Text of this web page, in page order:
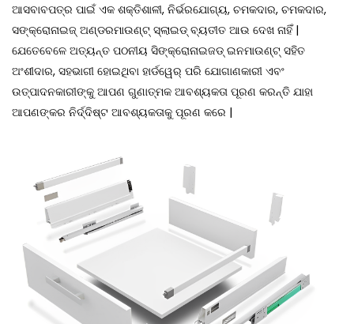
ଆସବାବପତ୍ର ପାଇଁ ଏକ ଶକ୍ତିଶାଳୀ, ନିର୍ଭରଯୋଗ୍ୟ, ଚମକଦାର, ଚମକଦାର,
ସଙ୍କ୍ରୋନାଇଜ୍ ଅଣ୍ଡରମାଉଣ୍ଟ୍ ସ୍ଲାଇଡ୍ ବ୍ୟତୀତ ଆଉ ଦେଖ ନାହିଁ |
ଯେତେବେଳେ ଅତ୍ୟନ୍ତ ପଠନୀୟ ସିଙ୍କ୍ରୋନାଇଜଡ୍ ଇନମାଉଣ୍ଟ୍ ସହିତ
ଅଂଶୀଦାର, ସହଭାଗୀ ହୋଇଥିବା ହାର୍ଡୱେର୍ ପରି ଯୋଗାଣକାରୀ ଏବଂ
ଉତ୍ପାଦନକାରୀଙ୍କୁ ଆପଣ ଗୁଣାତ୍ମକ ଆବଶ୍ୟକତା ପୂରଣ କରନ୍ତି ଯାହା
ଆପଣଙ୍କର ନିର୍ଦ୍ଦିଷ୍ଟ ଆବଶ୍ୟକତାକୁ ପୂରଣ କରେ |